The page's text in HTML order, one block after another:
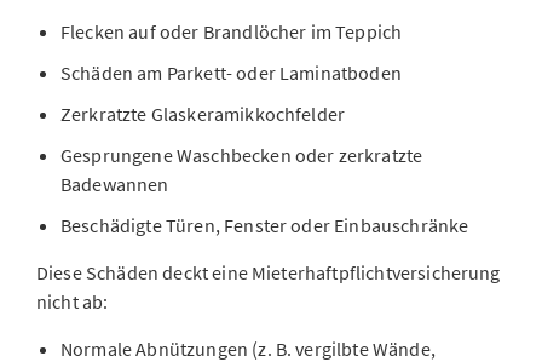
Flecken auf oder Brandlöcher im Teppich
Schäden am Parkett- oder Laminatboden
Zerkratzte Glaskeramikkochfelder
Gesprungene Waschbecken oder zerkratzte
Badewannen
Beschädigte Türen, Fenster oder Einbauschränke
Diese Schäden deckt eine Mieterhaftpflichtversicherung
nicht ab:
Normale Abnützungen (z. B. vergilbte Wände,